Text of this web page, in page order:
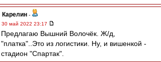
Карелин -
30 май 2022 23:17
Предлагаю Вышний Волочёк. Ж/д,
"платка"..Это из логистики. Ну, и вишенкой -
стадион "Спартак".